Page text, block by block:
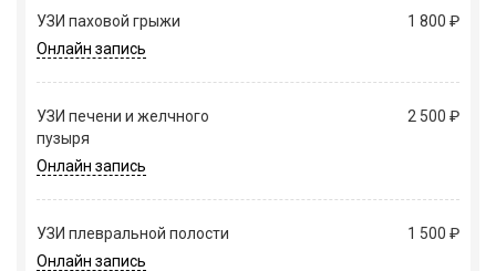
УЗИ паховой грыжи
1 800 ₽
Онлайн запись
УЗИ печени и желчного
пузыря
2 500 ₽
Онлайн запись
УЗИ плевральной полости
1 500 ₽
Онлайн запись